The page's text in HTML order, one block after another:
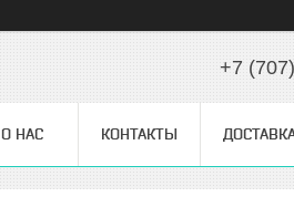
+7
О НАС КОНТАКТЫ